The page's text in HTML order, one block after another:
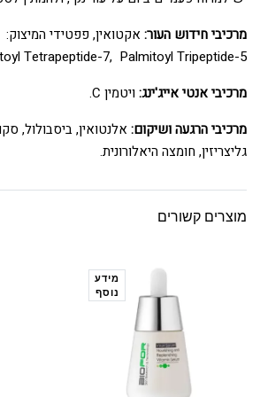
מרכיבי חידוש העור:
Tetrapeptide-7, Palmitoyl Tripeptide-5.
מרכיבי אנטי אייג'ינג:ויטמין C.
מרכיבי הרגעה ושיקום:
גליצריזין, חומצה היאלורונית.
מוצרים קשורים
מידע
נוסף